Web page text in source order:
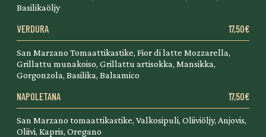
Basilikaöljy
VERDURA 17,50€
San Marzano Tomaattikastike, Fior di latte Mozzarella,
Grillattu munakoiso, Grillattu artisokka, Mansikka,
Gorgonzola, Basilika, Balsamico
NAPOLETANA 17,50€
San Marzano tomaattikastike, Valkosipuli, Oliiviöljy, Anjovis,
Oliivi, Kapris, Oregano